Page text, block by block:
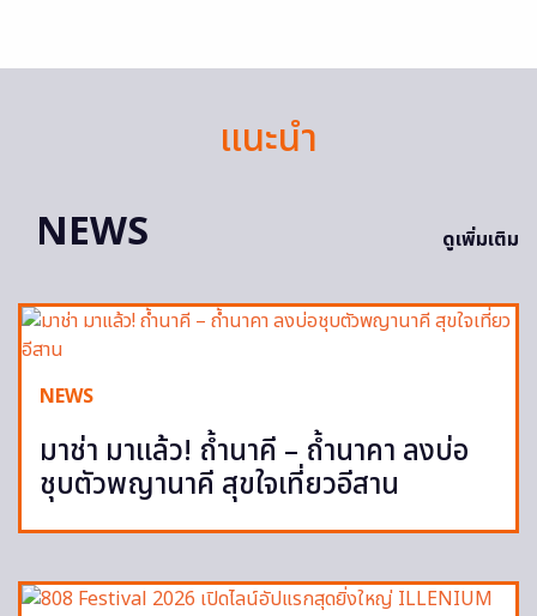
แนะนำ
NEWS
ดูเพิ่มเติม
NEWS
มาช่า มาแล้ว! ถ้ำนาคี – ถ้ำนาคา ลงบ่อ
ชุบตัวพญานาคี สุขใจเที่ยวอีสาน